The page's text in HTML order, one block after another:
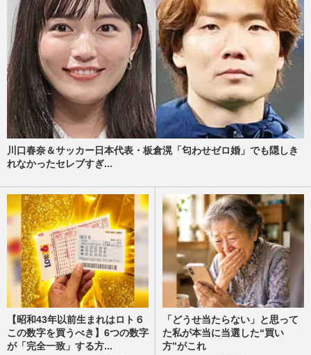
川口春奈＆サッカー日本代表・板倉滉「匂わせゼロ婚」でも隠しき
れなかったセレブすぎ...
【昭和43年以前生まれはロト６
この数字を買うべき】6つの数字
が「完全一致」する方...
「どうせ当たらない」と思って
た私が本当に当選した“買い
方”がこれ